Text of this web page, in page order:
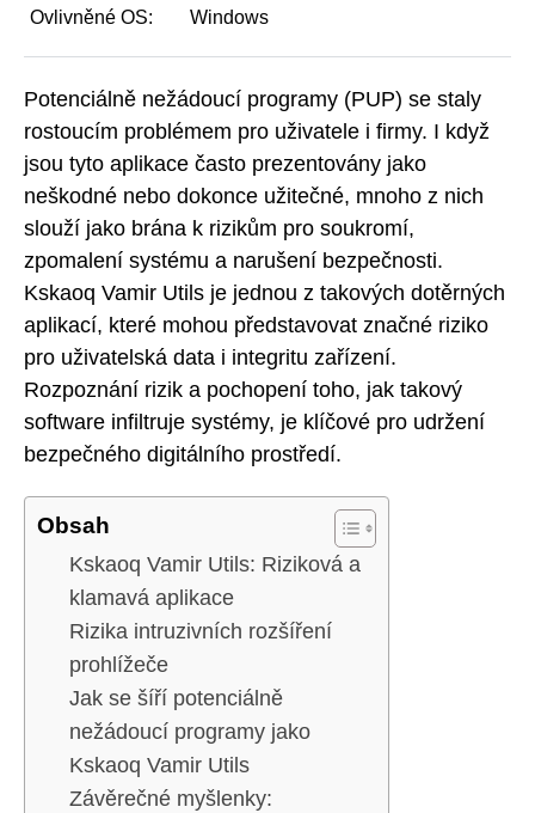
Ovlivněné OS:
Windows
Potenciálně nežádoucí programy (PUP) se staly
rostoucím problémem pro uživatele i firmy. I když
jsou tyto aplikace často prezentovány jako
neškodné nebo dokonce užitečné, mnoho z nich
slouží jako brána k rizikům pro soukromí,
zpomalení systému a narušení bezpečnosti.
Kskaoq Vamir Utils je jednou z takových dotěrných
aplikací, které mohou představovat značné riziko
pro uživatelská data i integritu zařízení.
Rozpoznání rizik a pochopení toho, jak takový
software infiltruje systémy, je klíčové pro udržení
bezpečného digitálního prostředí.
Obsah
Kskaoq Vamir Utils: Riziková a
klamavá aplikace
Rizika intruzivních rozšíření
prohlížeče
Jak se šíří potenciálně
nežádoucí programy jako
Kskaoq Vamir Utils
Závěrečné myšlenky: